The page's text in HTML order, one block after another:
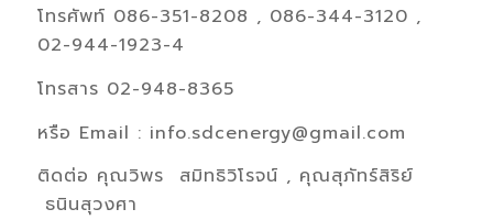
โทรศัพท์ 086-351-8208 , 086-344-3120 ,
02-944-1923-4
โทรสาร 02-948-8365
หรือ Email : info.sdcenergy@gmail.com
ติดต่อ คุณวิพร สมิทธิวิโรจน์ , คุณสุภัทร์สิริย์
ธนินสุวงศา